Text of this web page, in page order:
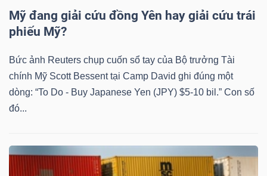
Mỹ đang giải cứu đồng Yên hay giải cứu trái
phiếu Mỹ?
Bức ảnh Reuters chụp cuốn sổ tay của Bộ trưởng Tài
chính Mỹ Scott Bessent tại Camp David ghi đúng một
dòng: “To Do - Buy Japanese Yen (JPY) $5-10 bil.” Con số
đó...